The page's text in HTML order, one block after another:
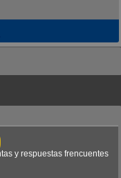
u
a
r
y respuestas frencuentes